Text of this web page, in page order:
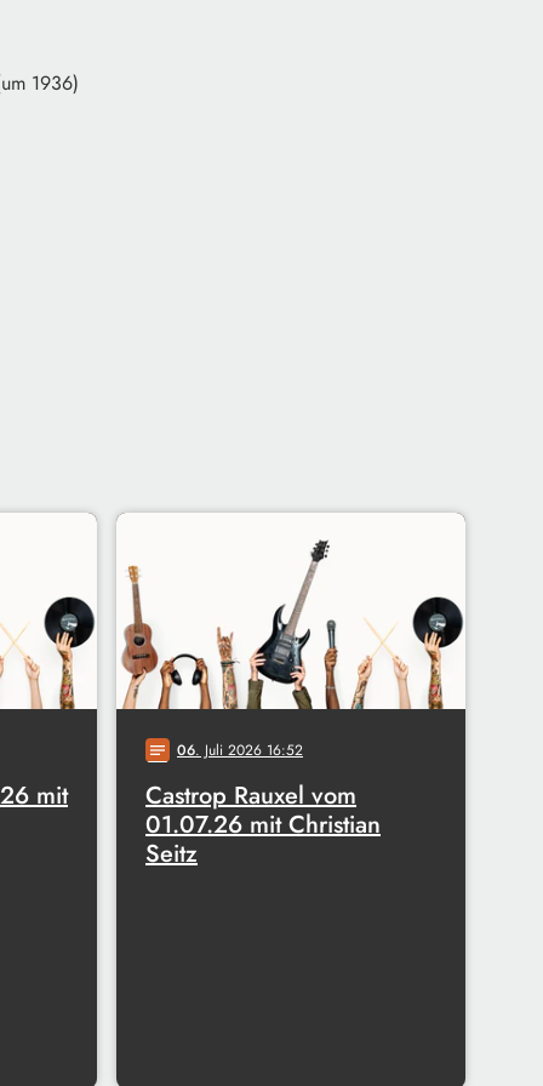
1936)
mit
notes 06. Juli 2026 16:52
Castrop Rauxel vom
01.07.26 mit Christian
Seitz